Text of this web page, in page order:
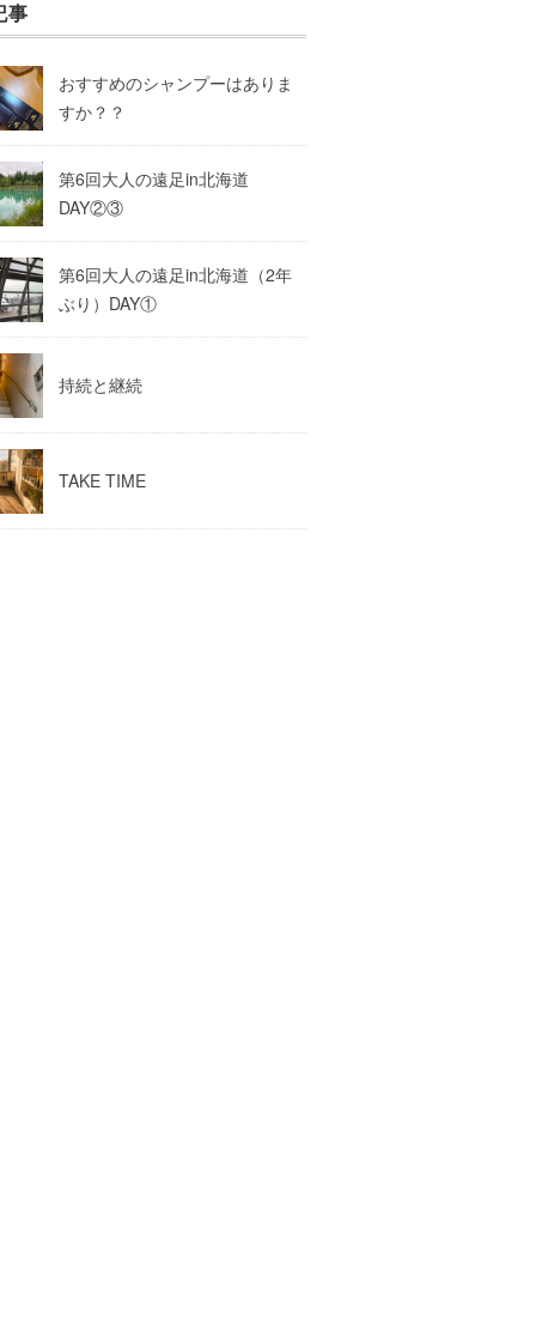
事
おすすめのシャンプーはありま
すか？？
第6回大人の遠足in北海道
DAY②③
第6回大人の遠足in北海道（2年
ぶり）DAY①
持続と継続
TAKE TIME